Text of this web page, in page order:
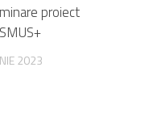
proiect
2023